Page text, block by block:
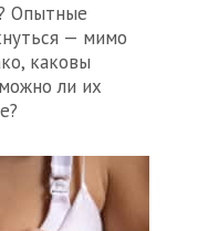
Опытные
— мимо
каковы
ли их